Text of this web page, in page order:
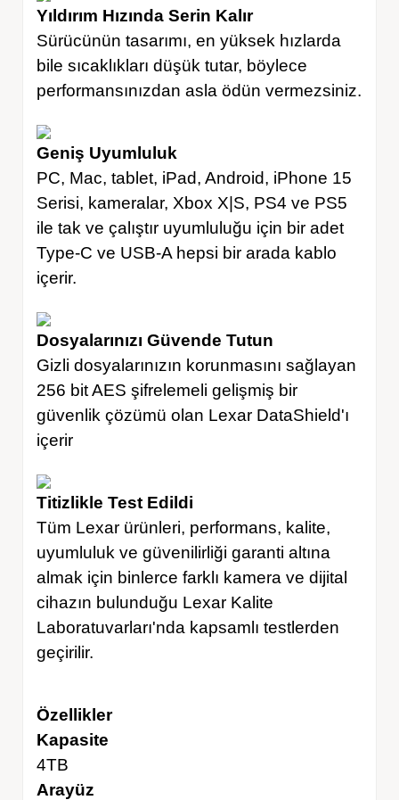
Yıldırım Hızında Serin Kalır
Sürücünün tasarımı, en yüksek hızlarda
bile sıcaklıkları düşük tutar, böylece
performansınızdan asla ödün vermezsiniz.
Geniş Uyumluluk
PC, Mac, tablet, iPad, Android, iPhone 15
Serisi, kameralar, Xbox X|S, PS4 ve PS5
ile tak ve çalıştır uyumluluğu için bir adet
Type-C ve USB-A hepsi bir arada kablo
içerir.
Dosyalarınızı Güvende Tutun
Gizli dosyalarınızın korunmasını sağlayan
256 bit AES şifrelemeli gelişmiş bir
güvenlik çözümü olan Lexar DataShield'ı
içerir
Titizlikle Test Edildi
Tüm Lexar ürünleri, performans, kalite,
uyumluluk ve güvenilirliği garanti altına
almak için binlerce farklı kamera ve dijital
cihazın bulunduğu Lexar Kalite
Laboratuvarları'nda kapsamlı testlerden
geçirilir.
Özellikler
Kapasite
4TB
Arayüz